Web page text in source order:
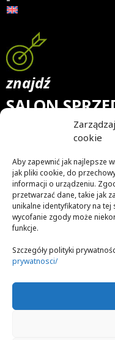
cookie
Aby zapewnić jak najlepsze
jak pliki cookie, do
informacji o urządzeniu.
przetwarzać dane, takie jak
unikalne identyfikatory na
wycofanie zgody może
funkcje.
Szczegóły polityki
prywatnosci/
znajdź
SALON
Nasz blog to skarbnica
drewnianych oraz podłóg
niepowtarzalny
wybrać, by stworzyć w
Śledzimy najnowsze
sami je tworzymy.
tradycjonalistów, jak i
czy awangardę. Jeśli
znajdziesz u nas
Zapraszamy do lektury!